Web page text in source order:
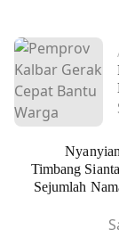
Timbang
Sejumlah